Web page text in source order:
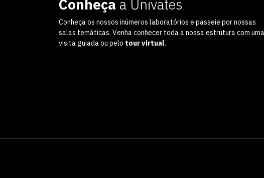
Conheça a Univates
Conheça os nossos inúmeros laboratórios e passeie por nossas
salas temáticas. Venha conhecer toda a nossa estrutura com uma
visita guiada ou pelo tour virtual.